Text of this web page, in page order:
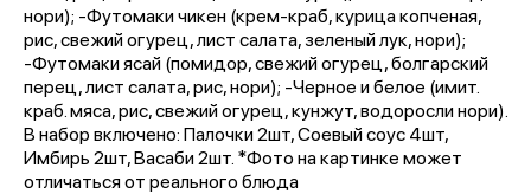
нори); -Футомаки чикен (крем-краб, курица копченая,
рис, свежий огурец, лист салата, зеленый лук, нори);
-Футомаки ясай (помидор, свежий огурец, болгарский
перец, лист салата, рис, нори); -Черное и белое (имит.
краб. мяса, рис, свежий огурец, кунжут, водоросли нори).
В набор включено: Палочки 2шт, Соевый соус 4шт,
Имбирь 2шт, Васаби 2шт. *Фото на картинке может
отличаться от реального блюда